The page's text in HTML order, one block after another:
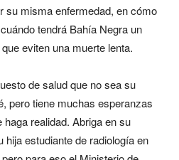
su misma enfermedad, en cómo
tendrá Bahía Negra un
eviten una muerte lenta.
de salud que no sea su
pero tiene muchas esperanzas
realidad. Abriga en su
hija estudiante de radiología en